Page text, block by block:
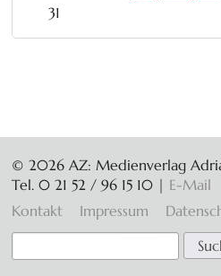
31
© 2026 AZ: Medienverlag
Tel. 0 21 52 / 96 15 10 | E-Mail
Navigation
überspringen
Kontakt Impressum